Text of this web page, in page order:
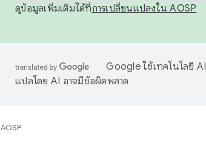
ดูข้อมูลเพิ่มเติมได้ที่การเปลี่ยนแปลงใน AOSP
Google ใช้เทคโนโลยี
แปลโดย AI อาจมีข้อผิดพลาด
AOSP